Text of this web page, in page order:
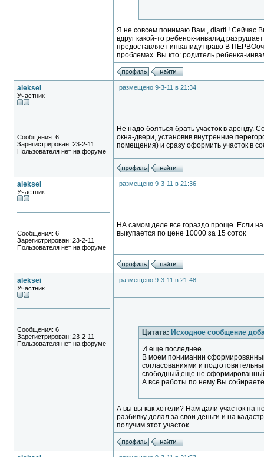
Я не совсем понимаю Вам , diarti ! Сейчас
вдруг какой-то ребенок-инвалид
предоставляет инвалиду право В
проблемах. Вы кто: родитель ребенка-
aleksei
Участник
Сообщения: 6
Зарегистрирован: 23-2-11
Пользователя нет на форуме
размещено 9-3-11 в 21:34
Не надо бояться брать участок в аренду.
окна-двери, установив внутренние
помещения) и сразу оформить участок в
aleksei
Участник
Сообщения: 6
Зарегистрирован: 23-2-11
Пользователя нет на форуме
размещено 9-3-11 в 21:36
НА самом деле все гораздо проще. Если
выкупается по цене 10000 за 15 соток
aleksei
Участник
Сообщения: 6
Зарегистрирован: 23-2-11
Пользователя нет на форуме
размещено 9-3-11 в 21:48
Цитата: Исходное сообщение
И еще последнее.
В моем понимании сформированный
согласованиями и
свободный,еще не
А все работы по нему Вы
А вы вы как хотели? Нам дали участок на
разбивку делал за свои деньги и на
получим этот участок